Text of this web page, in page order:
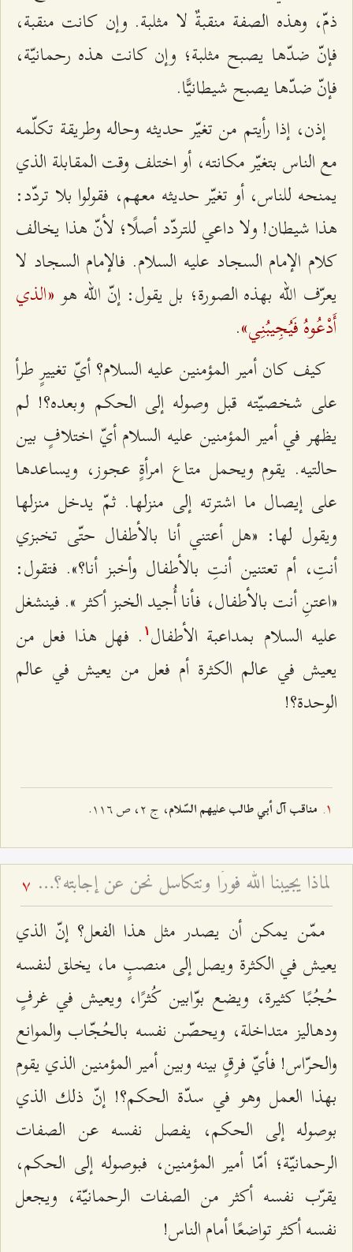
ذمّ، وهذه الصفة منقبةٌ لا مثلبة. وإن كانت منقبة،
فإنّ ضدّها يصبح مثلبة؛ وإن كانت هذه رحمانيّة،
فإنّ ضدّها يصبح شيطانيًّا.
إذن، إذا رأيتم من تغيّر حديثه وحاله وطريقة تكلّمه
مع الناس بتغيّر مكانته، أو اختلف وقت المقابلة الذي
يمنحه للناس، أو تغيّر حديثه معهم، فقولوا بلا تردّد:
هذا شيطان! ولا داعي للتردّد أصلًا؛ لأنّ هذا يخالف
كلام الإمام السجاد عليه السلام. فالإمام السجاد لا
يعرّف الله بهذه الصورة؛ بل يقول: إنّ الله هو«الذي
أَدْعُوهُ فَيُجِيبُنِي».
كيف كان أمير المؤمنين عليه السلام؟ أيّ تغييرٍ طرأ
على شخصيّته قبل وصوله إلى الحكم وبعده؟! لم
يظهر في أمير المؤمنين عليه السلام أيّ اختلافٍ بين
حالتيه. يقوم ويحمل متاع امرأةٍ عجوز، ويساعدها
على إيصال ما اشترته إلى منزلها. ثمّ يدخل منزلها
ويقول لها: «هل أعتني أنا بالأطفال حتّى تخبزي
أنتِ، أم تعتنين أنتِ بالأطفال وأخبز أنا؟». فتقول:
«اعتنِ أنت بالأطفال، فأنا أُجيد الخبز أكثر ». فينشغل
عليه السلام بمداعبة الأطفال ۱ . فهل هذا فعل من
يعيش في عالم الكثرة أم فعل من يعيش في عالم
الوحدة؟!
مناقب آل‌ أبي ‌طالب عليهم السّلام، ج ٢، ص ١١٦.
لماذا يجيبنا الله فورًا ونتكاسل نحن عن إجابته؟ - تغيّر أحوال أصحاب المسؤوليّة 7
ممّن يمكن أن يصدر مثل هذا الفعل؟ إنّ الذي
يعيش في الكثرة ويصل إلى منصبٍ ما، يخلق لنفسه
حُجُبًا كثيرة، ويضع بوّابين كُثرًا، ويعيش في غرفٍ
ودهاليز متداخلة، ويحصّن نفسه بالحُجّاب والموانع
والحرّاس! فأيّ فرقٍ بينه وبين أمير المؤمنين الذي يقوم
بهذا العمل وهو في سدّة الحكم؟! إنّ ذلك الذي
بوصوله إلى الحكم، يفصل نفسه عن الصفات
الرحمانيّة؛ أمّا أمير المؤمنين، فبوصوله إلى الحكم،
يقرّب نفسه أكثر من الصفات الرحمانيّة، ويجعل
نفسه أكثر تواضعًا أمام الناس!